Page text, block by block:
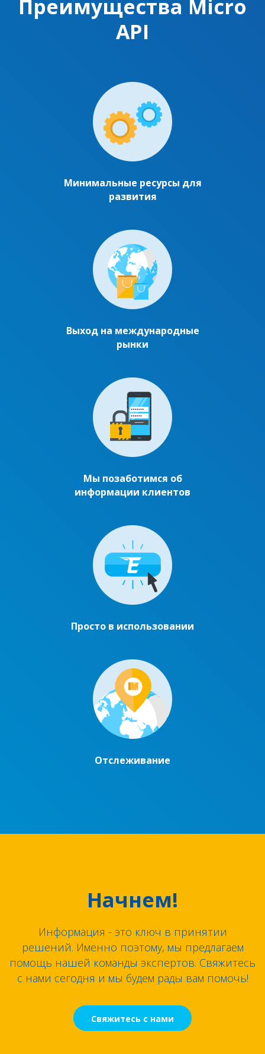
Преимущества Micro
API
Минимальные ресурсы для
развития
Выход на международные
рынки
Мы позаботимся об
информации клиентов
Просто в использовании
Отслеживание
Начнем!
Информация - это ключ в принятии
решений. Именно поэтому, мы предлагаем
помощь нашей команды экспертов. Свяжитесь
с нами сегодня и мы будем рады вам помочь!
Свяжитесь с нами